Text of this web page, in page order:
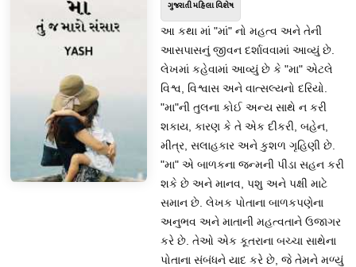
ગુજરાતી મહિલા વિશેષ
આ કથા માં "માં" નો મહત્વ અને તેની
આસપાસનું જીવન દર્શાવવામાં આવ્યું છે.
લેખમાં કહેવામાં આવ્યું છે કે "મા" એટલે
વિશ્વ, વિશ્વાસ અને વાત્સલ્યનો દરિયો.
"મા"ની તુલના કોઈ અન્ય સાથે ન કરી
શકાય, કારણ કે તે એક દીકરી, બહેન,
મીત્ર, સલાહકાર અને કુશળ ગૃહિણી છે.
"મા" એ બાળકના જન્મની પીડા સહન કરી
શકે છે અને માનવ, પશુ અને પક્ષી માટે
સમાન છે. લેખક પોતાના બાળકપણેના
અનુભવ અને માતાની મહત્વતાને ઉજાગર
કરે છે. તેઓ એક કૂતરાના બચ્ચા સાથેના
પોતાના સંબંધને યાદ કરે છે, જે તેમને મળ્યું